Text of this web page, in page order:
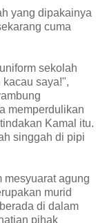
yang dipakainya
cuma
sekolah
kacau saya!",
memperdulikan
Kamal itu.
singgah di pipi
mesyuarat agung
murid
di dalam
pihak